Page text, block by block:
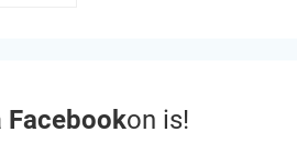
Facebookon is!